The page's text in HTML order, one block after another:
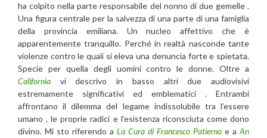
ha colpito nella parte responsabile del nonno di due gemelle .
Una figura centrale per la salvezza di una parte di una famiglia
della provincia emiliana. Un nucleo affettivo che è
apparentemente tranquillo. Perché in realtà nasconde tante
violenze contro le quali si eleva una denuncia forte e spietata.
Specie per quella degli uomini contro le donne. Oltre a
California
vi descrivo in basso altri due audiovisivi
estremamente significativi ed emblematici . Entrambi
affrontano il dilemma del legame indissolubile tra l’essere
umano , le proprie radici e l’esistenza riconsciuta come dono
divino. Mi sto riferendo a La Cura di Francesco Patierno e a An